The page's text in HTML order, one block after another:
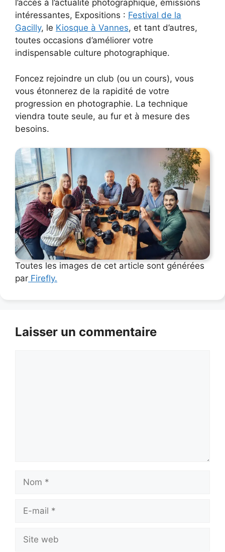
l’accès à l’actualité photographique, émissions
intéressantes, Expositions : Festival de la
Gacilly, le Kiosque à Vannes, et tant d’autres,
toutes occasions d’améliorer votre
indispensable culture photographique.
Foncez rejoindre un club (ou un cours), vous
vous étonnerez de la rapidité de votre
progression en photographie. La technique
viendra toute seule, au fur et à mesure des
besoins.
Toutes les images de cet article sont générées
par Firefly.
Laisser un commentaire
Nom
Site
web